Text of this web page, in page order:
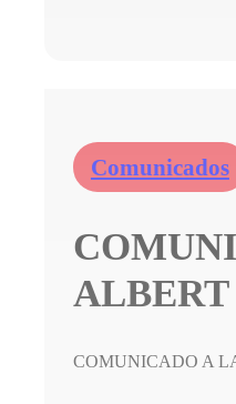
Comunicados
COMUNICADO A